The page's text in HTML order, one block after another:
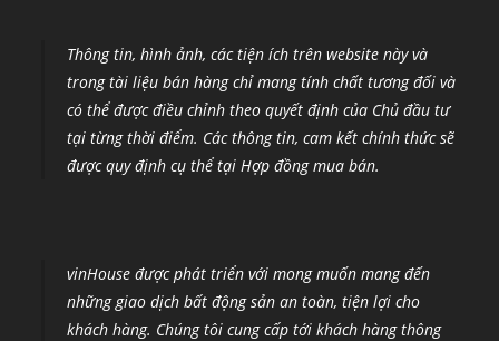
Thông tin, hình ảnh, các tiện ích trên website này và
trong tài liệu bán hàng chỉ mang tính chất tương đối và
có thể được điều chỉnh theo quyết định của Chủ đầu tư
tại từng thời điểm. Các thông tin, cam kết chính thức sẽ
được quy định cụ thể tại Hợp đồng mua bán.
vinHouse được phát triển với mong muốn mang đến
những giao dịch bất động sản an toàn, tiện lợi cho
khách hàng. Chúng tôi cung cấp tới khách hàng thông